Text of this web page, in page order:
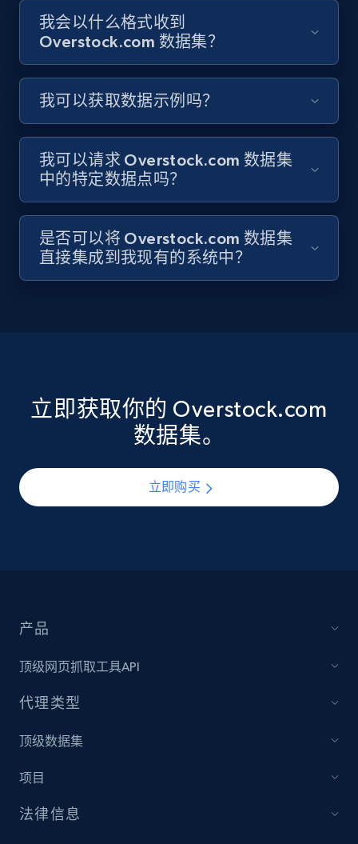
我会以什么格式收到
Overstock.com 数据集？
我可以获取数据示例吗？
我可以请求 Overstock.com 数据集
中的特定数据点吗？
是否可以将 Overstock.com 数据集
直接集成到我现有的系统中？
立即获取你的 Overstock.com
数据集。
立即购买
产品
顶级网页抓取工具API
代理类型
顶级数据集
项目
法律信息